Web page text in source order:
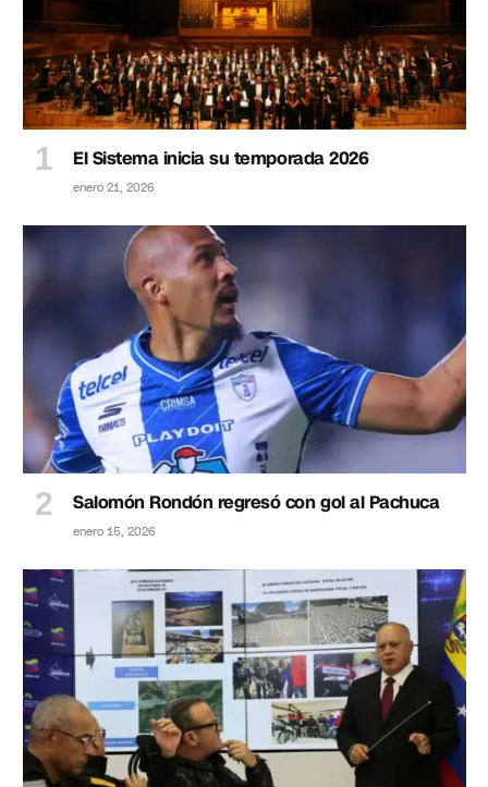
El Sistema inicia su temporada 2026
enero 21, 2026
Salomón Rondón regresó con gol al Pachuca
enero 15, 2026